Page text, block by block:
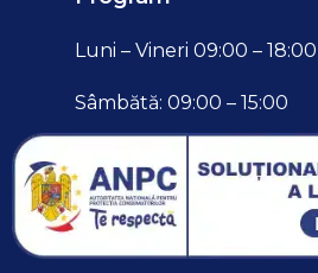
Luni – Vineri 09:00 – 18:00
Sâmbătă: 09:00 – 15:00